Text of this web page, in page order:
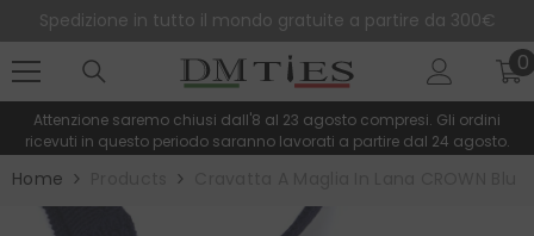
Spedizione in tutto il mondo gratuite a partire da 300€
00
Attenzione saremo chiusi dall'8 al 23 agosto compresi. Gli ordini
ricevuti in questo periodo saranno lavorati a partire dal 24 agosto.
Home